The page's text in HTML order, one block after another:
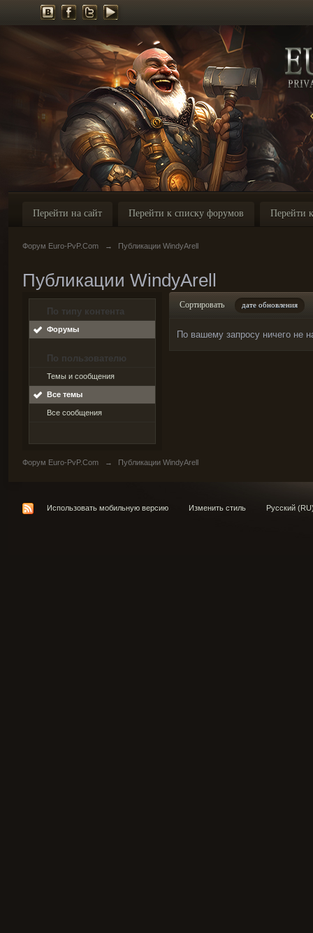
Перейти на сайт Перейти к списку форумов Перейти
Форум Euro-PvP.Com → Публикации WindyArell
Публикации WindyArell
По типу контента
Форумы
По пользователю
Темы и сообщения
Все темы
Все сообщения
Сортировать дате обновления
По вашему запросу ничего не
Форум Euro-PvP.Com → Публикации WindyArell
Использовать мобильную версию Изменить стиль Русский